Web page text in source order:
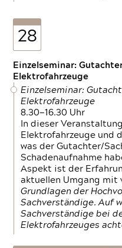
28
Einzelseminar:
Elektrofahrzeuge
Einzelseminar:
Elektrofahrzeuge
8.30—16.30 Uhr
In dieser
Elektrofahrzeuge und
was der Gutachter/
Schadenaufnahme
Aspekt ist der
aktuellen Umgang mit
Grundlagen der
Sachverständige. Auf
Sachverständige bei
Elektrofahrzeuges